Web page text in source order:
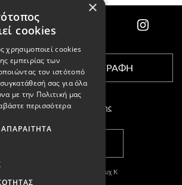
ΕΓΓΡΑΦΗ
Αποδέχομαι τους όρους χρήσης
© 2011-2026 Κασπαριάν Σεμπουχ Κ
×
cookies
χρησιμοποιεί cookies
εμπειρίας των
τον ιστότοπό
σας για όλα
με την Πολιτική μας
περισσότερα